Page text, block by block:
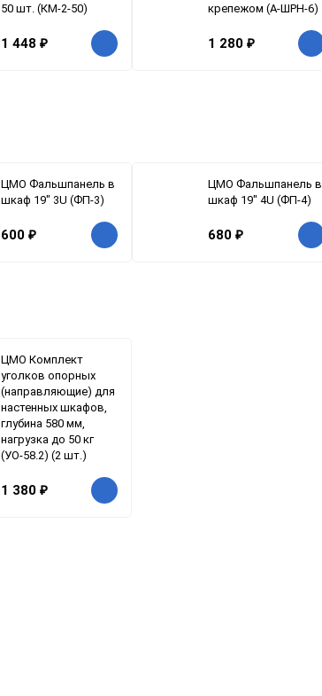
50 шт. (КМ-2-50)
1 448 ₽
крепежом (А-ШРН-6)
1 280 ₽
ЦМО Фальшпанель в
шкаф 19" 3U (ФП-3)
600 ₽
ЦМО Фальшпанель в
шкаф 19" 4U (ФП-4)
680 ₽
ЦМО Комплект
уголков опорных
(направляющие) для
настенных шкафов,
глубина 580 мм,
нагрузка до 50 кг
(УО-58.2) (2 шт.)
1 380 ₽